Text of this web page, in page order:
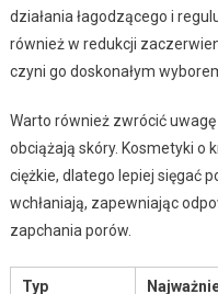
działania łagodzącego i
również w redukcji
czyni go doskonałym
Warto również zwrócić
obciążają skóry. Kosmetyki o
ciężkie, dlatego lepiej sięgać
wchłaniają, zapewniając
zapchania porów.
Typ